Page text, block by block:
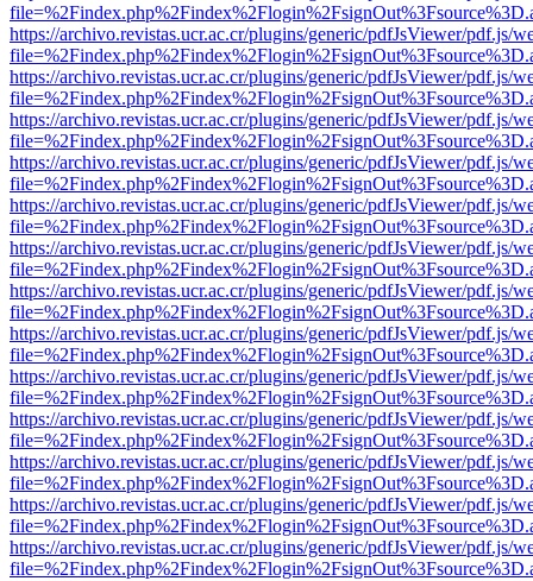
https://archivo.revistas.ucr.ac.cr/plugins/generic/pdfJsViewer/pdf.js/
https://archivo.revistas.ucr.ac.cr/plugins/generic/pdfJsViewer/pdf.js/
https://archivo.revistas.ucr.ac.cr/plugins/generic/pdfJsViewer/pdf.js/
https://archivo.revistas.ucr.ac.cr/plugins/generic/pdfJsViewer/pdf.js/
https://archivo.revistas.ucr.ac.cr/plugins/generic/pdfJsViewer/pdf.js/
https://archivo.revistas.ucr.ac.cr/plugins/generic/pdfJsViewer/pdf.js/
https://archivo.revistas.ucr.ac.cr/plugins/generic/pdfJsViewer/pdf.js/
https://archivo.revistas.ucr.ac.cr/plugins/generic/pdfJsViewer/pdf.js/
https://archivo.revistas.ucr.ac.cr/plugins/generic/pdfJsViewer/pdf.js/
https://archivo.revistas.ucr.ac.cr/plugins/generic/pdfJsViewer/pdf.js/
https://archivo.revistas.ucr.ac.cr/plugins/generic/pdfJsViewer/pdf.js/
https://archivo.revistas.ucr.ac.cr/plugins/generic/pdfJsViewer/pdf.js/
https://archivo.revistas.ucr.ac.cr/plugins/generic/pdfJsViewer/pdf.js/